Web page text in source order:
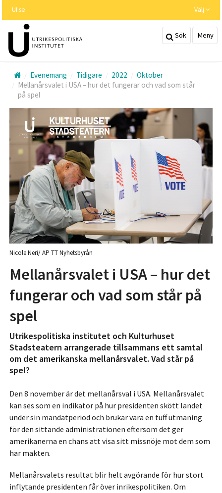
huvudinnehållet
UI.se Välj
Sök Meny
Evenemang Tidigare 2022
Oktober
Mellanårsvalet i USA – hur det fungerar och vad som står
på spel
Nicole Neri/ AP TT Nyhetsbyrån
Mellanårsvalet i USA – hur det
fungerar och vad som står på
spel
Utrikespolitiska institutet och Kulturhuset
Stadsteatern arrangerade tillsammans ett samtal
om det amerikanska mellanårsvalet. Vad står på
spel?
Den 8 november är det mellanårsval i USA. Mellanårsvalet
kan ses som en indikator på hur presidenten skött landet
under sin mandatperiod och brukar vara en tuff utmaning
för den sittande administrationen eftersom det ger
amerikanerna en chans att visa sitt missnöje mot dem som
har makten.
Mellanårsvalets resultat blir helt avgörande för hur stort
inflytande presidenten får över inrikespolitiken. Om